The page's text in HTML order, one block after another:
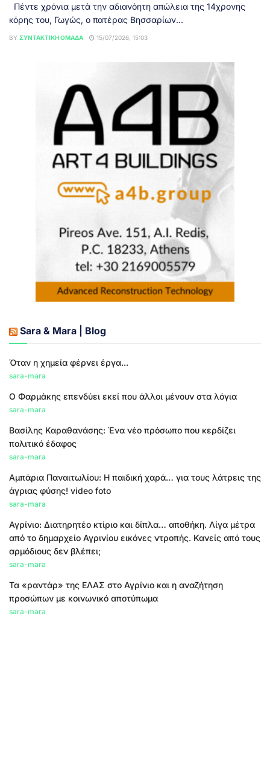
Πέντε χρόνια μετά την αδιανόητη απώλεια της 14χρονης
κόρης του, Γωγώς, ο πατέρας Βησσαρίων...
BY ΣΥΝΤΑΚΤΙΚΉ ΟΜΆΔΑ 15/07/2026, 15:03
Sara & Mara | Blog
Όταν η χημεία φέρνει έργα...
sara-mara
Ο Φαρμάκης επενδύει εκεί που άλλοι μένουν στα λόγια
sara-mara
Βασίλης Καραθανάσης: Ένα νέο πρόσωπο που κερδίζει
πολιτικό έδαφος
sara-mara
Αμπάρια Παναιτωλίου: Η παιδική χαρά… για τους λάτρεις της
άγριας φύσης! video foto
sara-mara
Αγρίνιο: Διατηρητέο κτίριο και δίπλα… αποθήκη. Λίγα μέτρα
από το δημαρχείο Αγρινίου εικόνες ντροπής. Κανείς από τους
αρμόδιους δεν βλέπει;
sara-mara
Τα «ραντάρ» της ΕΛΑΣ στο Αγρίνιο και η αναζήτηση
προσώπων με κοινωνικό αποτύπωμα
sara-mara